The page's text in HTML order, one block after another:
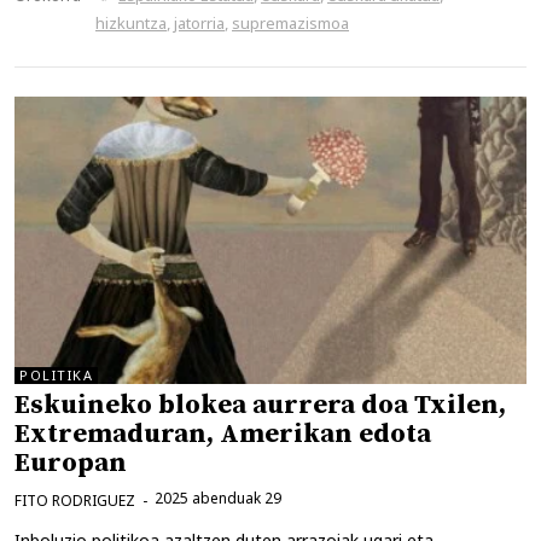
hizkuntza, jatorria, supremazismoa
POLITIKA
Eskuineko blokea aurrera doa Txilen,
Extremaduran, Amerikan edota
Europan
2025 abenduak 29
FITO RODRIGUEZ